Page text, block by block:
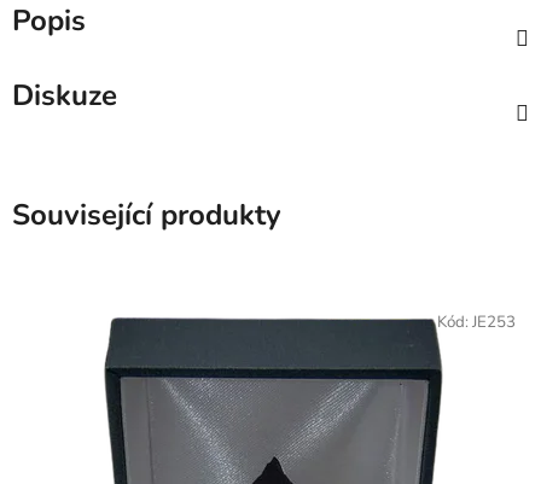
Popis
Diskuze
Související produkty
Kód: JE253